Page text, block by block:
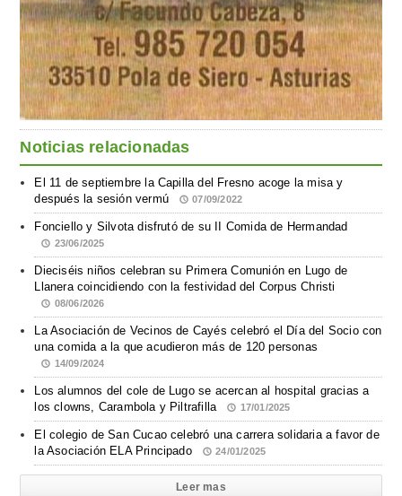
Noticias relacionadas
El 11 de septiembre la Capilla del Fresno acoge la misa y
después la sesión vermú
07/09/2022
Fonciello y Silvota disfrutó de su II Comida de Hermandad
23/06/2025
Dieciséis niños celebran su Primera Comunión en Lugo de
Llanera coincidiendo con la festividad del Corpus Christi
08/06/2026
La Asociación de Vecinos de Cayés celebró el Día del Socio con
una comida a la que acudieron más de 120 personas
14/09/2024
Los alumnos del cole de Lugo se acercan al hospital gracias a
los clowns, Carambola y Piltrafilla
17/01/2025
El colegio de San Cucao celebró una carrera solidaria a favor de
la Asociación ELA Principado
24/01/2025
Leer mas